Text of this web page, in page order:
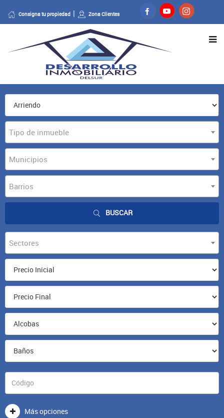
Consigna tu propiedad Zona Clientes
Tipo de inmueble
Municipios
Barrios
BUSCAR
Sectores
Más opciones